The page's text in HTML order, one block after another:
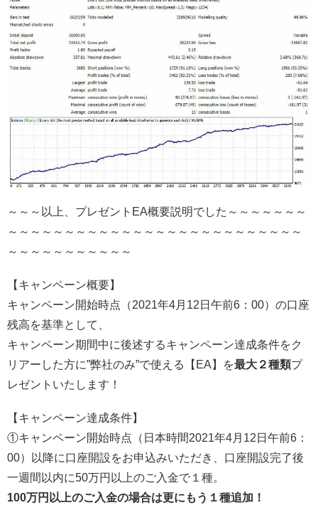
～～～以上、プレゼントEA概要説明でした～～～～～～～
～～～～～～～～～～～～～～～～～～～～～～～～～～
～～～～～～～～～～～
【キャンペーン概要】
キャンペーン開始時点（2021年4月12日午前6：00）の口座
残高を基準として、
キャンペーン期間中に後述するキャンペーン達成条件をク
リアーした方に”弊社のみ”で使える【EA】を最大２種類プ
レゼントいたします！
【キャンペーン達成条件】
①キャンペーン開始時点（日本時間2021年4月12日午前6：
00）以降に口座開設をお申込みいただき、口座開設完了後
一週間以内に50万円以上のご入金で１種。
100万円以上のご入金の場合は更にもう１種追加！